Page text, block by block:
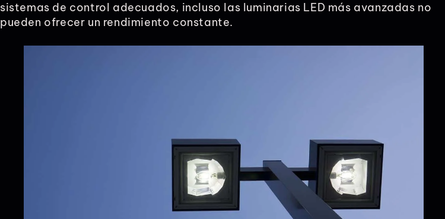
sistemas de control adecuados, incluso las luminarias LED más avanzadas no
pueden ofrecer un rendimiento constante.